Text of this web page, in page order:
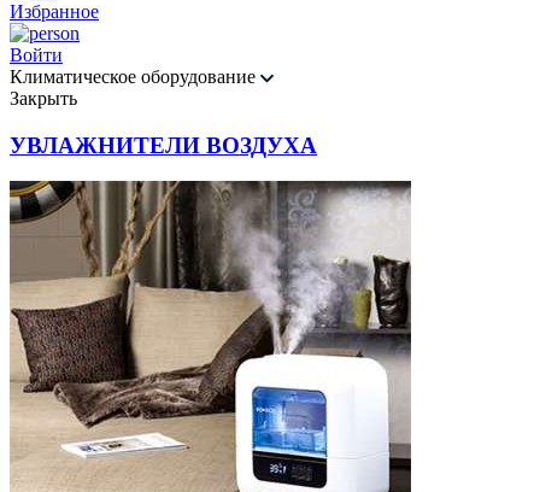
Избранное
Войти
Климатическое оборудование
Закрыть
УВЛАЖНИТЕЛИ ВОЗДУХА